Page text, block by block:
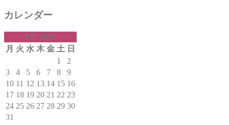
カレンダー
8月 2026
月 火 水 木 金 土 日
1
2
3
4 5 6 7 8
9
10 11 12 13 14 15 16
17 18 19 20 21 22 23
24 25 26 27 28 29 30
31